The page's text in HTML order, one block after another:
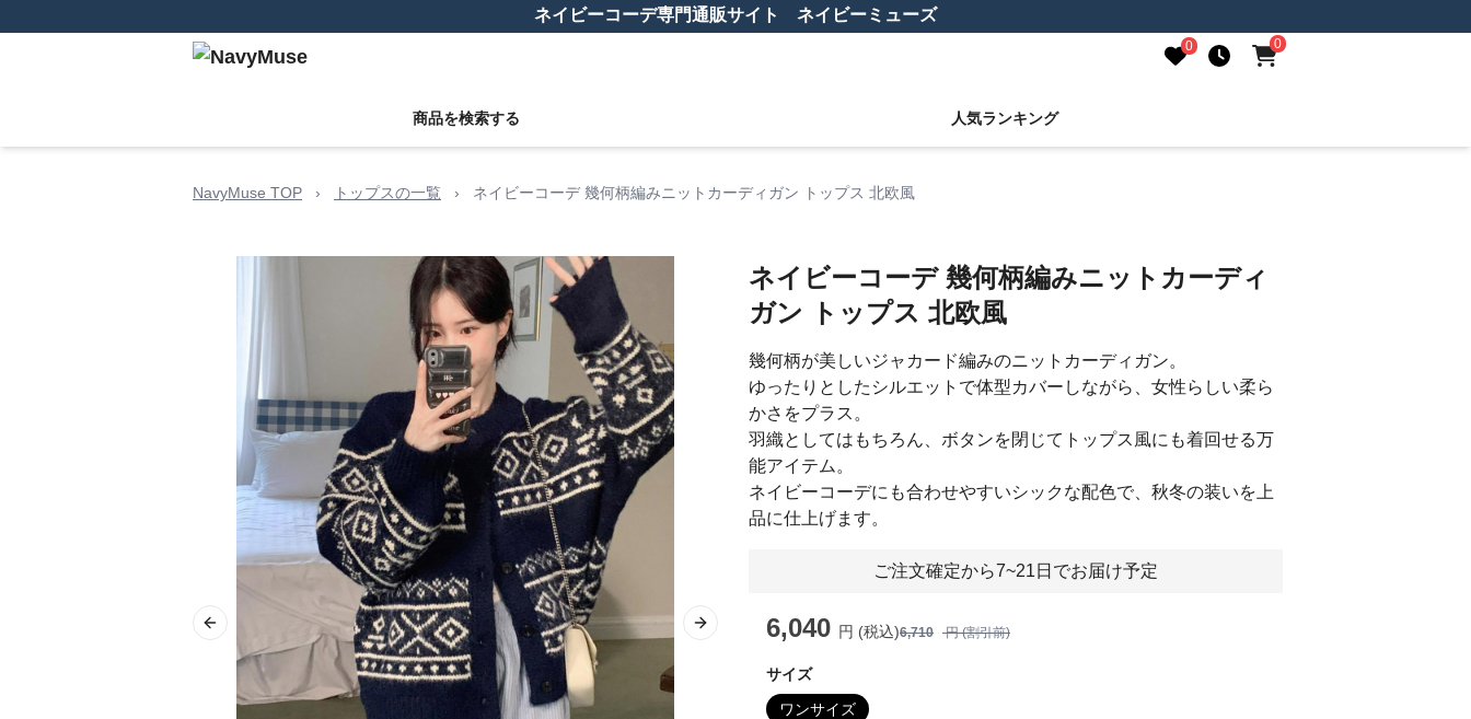
ネイビーコーデ専門通販サイト ネイビーミューズ
0 0
商品を検索する 人気ランキング
NavyMuse TOP › トップスの一覧 › ネイビーコーデ 幾何柄編みニットカーディガン トップス 北欧風
Previous slide Next slide
ネイビーコーデ 幾何柄編みニットカーディ
ガン トップス 北欧風
幾何柄が美しいジャカード編みのニットカーディガン。
ゆったりとしたシルエットで体型カバーしながら、女性らしい柔ら
かさをプラス。
羽織としてはもちろん、ボタンを閉じてトップス風にも着回せる万
能アイテム。
ネイビーコーデにも合わせやすいシックな配色で、秋冬の装いを上
品に仕上げます。
ご注文確定から7~21日でお届け予定
6,040 円 (税込)6,710 円 (割引前)
サイズ
ワンサイズ